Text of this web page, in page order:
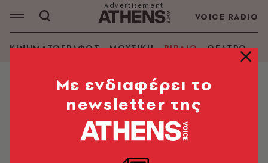
VOICE RADIO
ΚΙΝΗΜΑΤΟΓΡΑΦΟΣ ΜΟΥΣΙΚΗ ΒΙΒΛΙΟ ΘΕΑΤΡΟ -
ROBERT KIRKMAN & JAY
BONANSINGA
Mε ενδιαφέρει το
newsletter της